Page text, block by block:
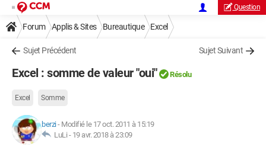
Question
Forum Applis & Sites Bureautique Excel
Sujet Précédent Sujet Suivant
Excel : somme de valeur "oui" Résolu
Excel Somme
berzi- Modifié le 17 oct. 2011 à 15:19
LuLi - 19 avr. 2018 à 23:09